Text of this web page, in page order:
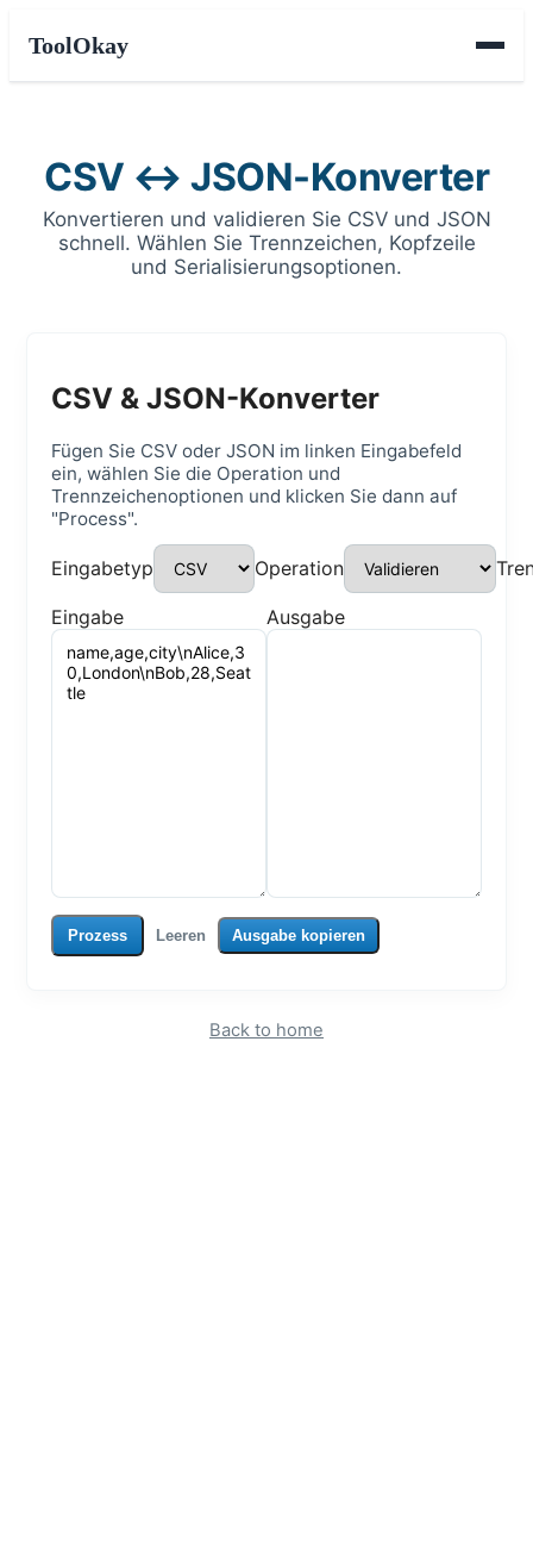
ToolOkay
CSV ↔ JSON-Konverter
Konvertieren und validieren Sie CSV und JSON
schnell. Wählen Sie Trennzeichen, Kopfzeile
und Serialisierungsoptionen.
CSV & JSON-Konverter
Fügen Sie CSV oder JSON im linken Eingabefeld
ein, wählen Sie die Operation und
Trennzeichenoptionen und klicken Sie dann auf
"Process".
Eingabetyp Operation
Eingabe Ausgabe
Prozess Leeren Ausgabe kopieren
Back to home